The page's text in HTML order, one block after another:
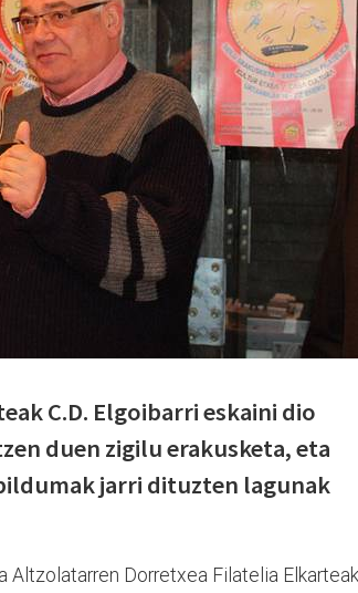
C.D. Elgoibarri eskaini dio
duen zigilu erakusketa, eta
jarri dituzten lagunak
Altzolatarren Dorretxea Filatelia Elkarteak